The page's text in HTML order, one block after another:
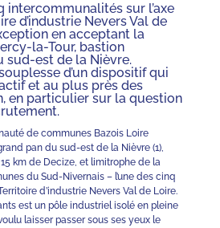
intercommunalités sur l’axe
d’industrie Nevers Val de
en acceptant la
la-Tour, bastion
sud-est de la Nièvre.
d’un dispositif qui
et au plus près des
en particulier sur la question
de communes Bazois Loire
pan du sud-est de la Nièvre (1),
15 km de Decize, et limitrophe de la
du Sud-Nivernais – l’une des cinq
d’industrie Nevers Val de Loire.
est un pôle industriel isolé en pleine
laisser passer sous ses yeux le